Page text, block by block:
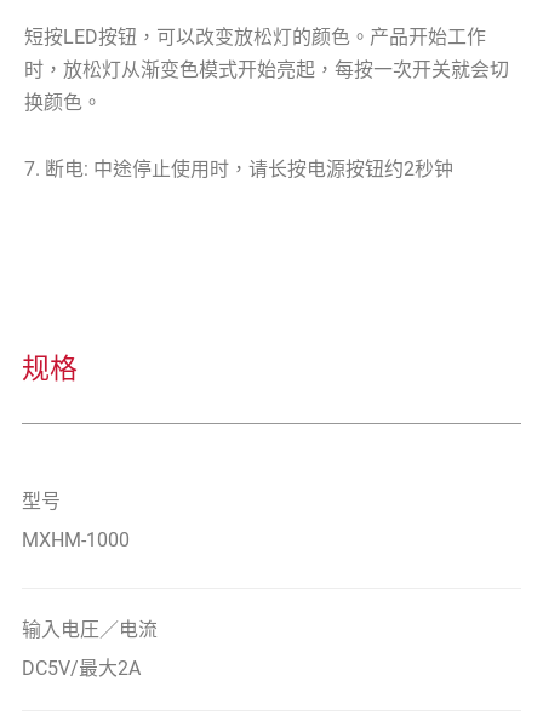
短按LED按钮，可以改变放松灯的颜色。产品开始工作
时，放松灯从渐变色模式开始亮起，每按一次开关就会切
换颜色。
7. 断电: 中途停止使用时，请长按电源按钮约2秒钟
规格
型号
MXHM-1000
输入电圧／电流
DC5V/最大2A